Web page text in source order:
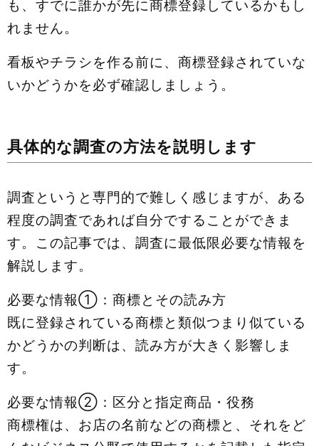
も、すでに誰かが先に商標登録しているかもし
れません。
看板やチラシを作る前に、商標登録されていな
いかどうかを必ず確認しましょう。
具体的な調査の方法を説明します
調査というと専門的で難しく感じますが、ある
程度の調査であれば自分ですることができま
す。この記事では、調査に最低限必要な情報を
解説します。
必要な情報①：商標とその読み方
既に登録されている商標と類似つまり似ている
かどうかの判断は、読み方が大きく影響しま
す。
必要な情報②：区分と指定商品・役務
商標権は、お店の名前などの商標と、それをど